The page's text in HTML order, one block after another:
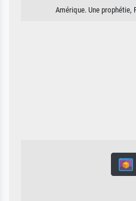
Amérique. Une prophétie,